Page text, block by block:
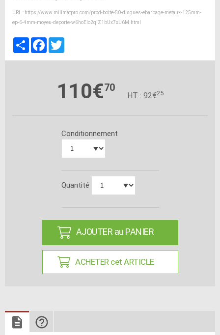
URL : https://www.millmatpro.com/prod-boite-50-disques-ebarbage-metaux-125mm-
ep-6-4mm-moyeu-deporte-w6hoElo2qiZ1bUx7xU6M.html
PartagerFacebook
110€70
HT : 92€25
Conditionnement
Quantité
AJOUTER au PANIER
ACHETER cet ARTICLE